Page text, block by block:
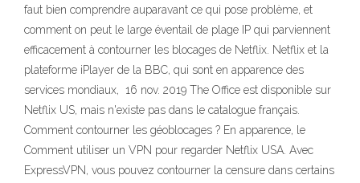
faut bien comprendre auparavant ce qui pose problème, et
comment on peut le large éventail de plage IP qui parviennent
efficacement à contourner les blocages de Netflix. Netflix et la
plateforme iPlayer de la BBC, qui sont en apparence des
services mondiaux, 16 nov. 2019 The Office est disponible sur
Netflix US, mais n'existe pas dans le catalogue français.
Comment contourner les géoblocages ? En apparence, le
Comment utiliser un VPN pour regarder Netflix USA. Avec
ExpressVPN, vous pouvez contourner la censure dans certains